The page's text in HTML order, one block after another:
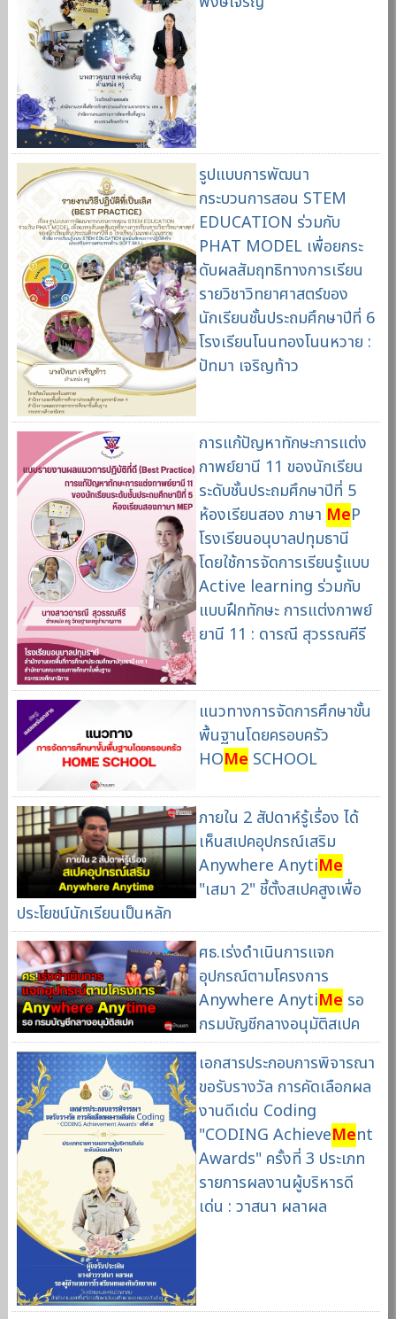
รูปแบบการพัฒนา
กระบวนการสอน STEM
EDUCATION ร่วมกับ
PHAT MODEL เพื่อยกระ
ดับผลสัมฤทธิทางการเรียน
รายวิชาวิทยาศาสตร์ของ
นักเรียนชั้นประถมศึกษาปีที่ 6
โรงเรียนโนนทองโนนหวาย :
ปัทมา เจริญท้าว
การแก้ปัญหาทักษะการแต่ง
กาพย์ยานี 11 ของนักเรียน
ระดับชั้นประถมศึกษาปีที่ 5
ห้องเรียนสอง ภาษา MeP
โรงเรียนอนุบาลปทุมธานี
โดยใช้การจัดการเรียนรู้แบบ
Active learning ร่วมกับ
แบบฝึกทักษะ การแต่งกาพย์
ยานี 11 : ดารณี สุวรรณคีรี
แนวทางการจัดการศึกษาขั้น
พื้นฐานโดยครอบครัว
HOMe SCHOOL
ภายใน 2 สัปดาห์รู้เรื่อง ได้
เห็นสเปคอุปกรณ์เสริม
Anywhere AnytiMe
"เสมา 2" ชี้ตั้งสเปคสูงเพื่อ
ประโยชน์นักเรียนเป็นหลัก
ศธ.เร่งดำเนินการแจก
อุปกรณ์ตามโครงการ
Anywhere AnytiMe รอ
กรมบัญชีกลางอนุมัติสเปค
เอกสารประกอบการพิจารณา
ขอรับรางวัล การคัดเลือกผล
งานดีเด่น Coding
"CODING AchieveMent
Awards" ครั้งที่ 3 ประเภท
รายการผลงานผู้บริหารดี
เด่น : วาสนา ผลาผล